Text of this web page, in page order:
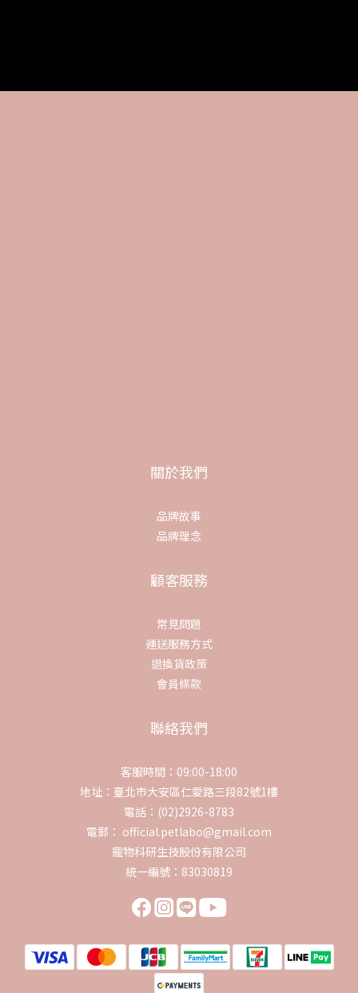
關於我們
品牌故事
品牌理念
顧客服務
常見問題
運送服務方式
退換貨政策
會員條款
聯絡我們
客服時間：09:00-18:00
地址：臺北市大安區仁愛路三段82號1樓
電話：(02)2926-8783
電郵： official.petlabo@gmail.com
寵物科研生技股份有限公司
統一編號：83030819